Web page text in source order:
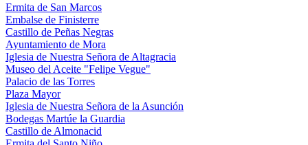
Ermita de San Marcos
Embalse de Finisterre
Castillo de Peñas Negras
Ayuntamiento de Mora
Iglesia de Nuestra Señora de Altagracia
Museo del Aceite "Felipe Vegue"
Palacio de las Torres
Plaza Mayor
Iglesia de Nuestra Señora de la Asunción
Bodegas Martúe la Guardia
Castillo de Almonacid